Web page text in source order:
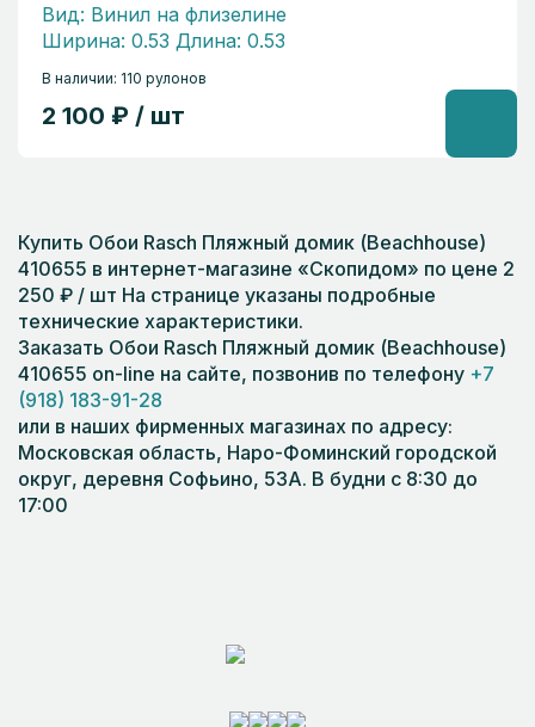
Вид: Винил на флизелине
Ширина: 0.53 Длина: 0.53
В наличии: 110 рулонов
2 100 ₽ / шт
Купить Обои Rasch Пляжный домик (Beachhouse)
410655 в интернет-магазине «Скопидом» по цене 2
250 ₽ / шт На странице указаны подробные
технические характеристики.
Заказать Обои Rasch Пляжный домик (Beachhouse)
410655 on-line на сайте, позвонив по телефону +7
(918) 183-91-28
или в наших фирменных магазинах по адресу:
Московская область, Наро-Фоминский городской
округ, деревня Софьино, 53А. В будни с 8:30 до
17:00